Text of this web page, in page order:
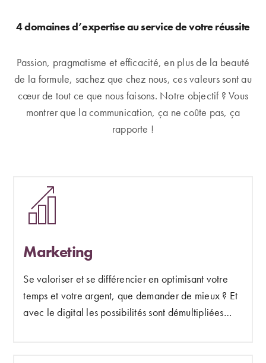
4 domaines d’expertise au service de votre réussite
Passion, pragmatisme et efficacité, en plus de la beauté
de la formule, sachez que chez nous, ces valeurs sont au
cœur de tout ce que nous faisons. Notre objectif ? Vous
montrer que la communication, ça ne coûte pas, ça
rapporte !
Marketing
Se valoriser et se différencier en optimisant votre
temps et votre argent, que demander de mieux ? Et
avec le digital les possibilités sont démultipliées…